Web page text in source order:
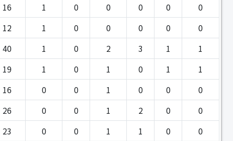
16 1 0 0 0 0
0
12 1 0 0 0 0
0
40 1 0 2 3 1
1
19 1 0 1 0 1
1
16 0 0 1 0 0
0
26 0 0 1 2 0
0
23 0 0 1 1 0
0